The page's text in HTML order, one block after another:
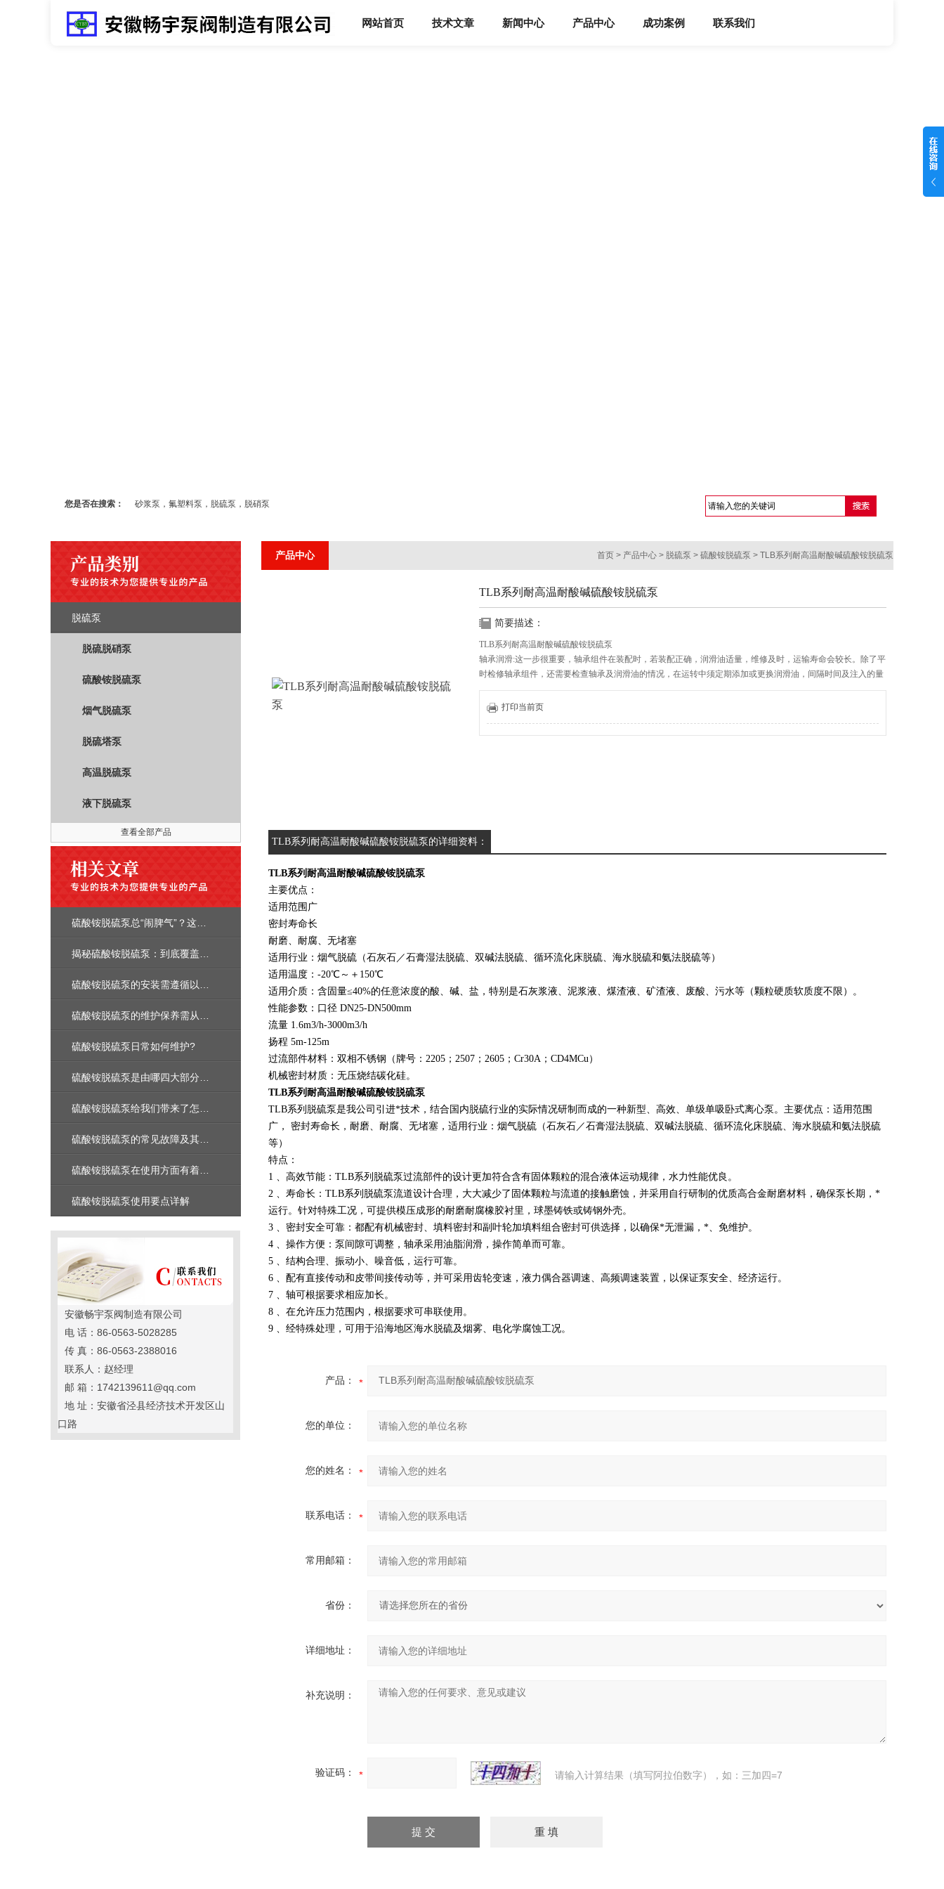
网站首页 技术文章 新闻中心 产品中心 成功案例 联系我们
您是否在搜索： 砂浆泵，氟塑料泵，脱硫泵，脱硝泵
脱硫泵
脱硫脱硝泵
硫酸铵脱硫泵
烟气脱硫泵
脱硫塔泵
高温脱硫泵
液下脱硫泵
查看全部产品
硫酸铵脱硫泵总“闹脾气”？这些高频故障，一招就能精准解决
揭秘硫酸铵脱硫泵：到底覆盖了哪些核心应用领域？
硫酸铵脱硫泵的安装需遵循以下步骤
硫酸铵脱硫泵的维护保养需从以下环节入手
硫酸铵脱硫泵日常如何维护?
硫酸铵脱硫泵是由哪四大部分组成的呢？
硫酸铵脱硫泵给我们带来了怎样的特点呢？
硫酸铵脱硫泵的常见故障及其排除方法
硫酸铵脱硫泵在使用方面有着多种建议
硫酸铵脱硫泵使用要点详解
安徽畅宇泵阀制造有限公司
电 话：86-0563-5028285
传 真：86-0563-2388016
联系人：赵经理
邮 箱：1742139611@qq.com
地 址：安徽省泾县经济技术开发区山
口路
产品中心 首页 > 产品中心 > 脱硫泵 > 硫酸铵脱硫泵 > TLB系列耐高温耐酸碱硫酸铵脱硫泵
TLB系列耐高温耐酸碱硫酸铵脱硫泵
简要描述：
TLB系列耐高温耐酸碱硫酸铵脱硫泵
轴承润滑:这一步很重要，轴承组件在装配时，若装配正确，润滑油适量，维修及时，运输寿命会较长。除了平
时检修轴承组件，还需要检查轴承及润滑油的情况，在运转中须定期添加或更换润滑油，间隔时间及注入的量
与泵的转速、轴承规格、连续工作时间、泵的停开次数，周围环境和运转温度等许多因素有关，及时地加润滑
油。 打印当前页
TLB系列耐高温耐酸碱硫酸铵脱硫泵的详细资料：
TLB系列耐高温耐酸碱硫酸铵脱硫泵
主要优点：
适用范围广
密封寿命长
耐磨、耐腐、无堵塞
适用行业：烟气脱硫（石灰石／石膏湿法脱硫、双碱法脱硫、循环流化床脱硫、海水脱硫和氨法脱硫等）
适用温度：-20℃～＋150℃
适用介质：含固量≤40%的任意浓度的酸、碱、盐，特别是石灰浆液、泥浆液、煤渣液、矿渣液、废酸、污水等（颗粒硬质软质度不限）。
性能参数：口径 DN25-DN500mm
流量 1.6m3/h-3000m3/h
扬程 5m-125m
过流部件材料：双相不锈钢（牌号：2205；2507；2605；Cr30A；CD4MCu）
机械密封材质：无压烧结碳化硅。
TLB系列耐高温耐酸碱硫酸铵脱硫泵
TLB系列脱硫泵是我公司引进*技术，结合国内脱硫行业的实际情况研制而成的一种新型、高效、单级单吸卧式离心泵。主要优点：适用范围
广， 密封寿命长，耐磨、耐腐、无堵塞，适用行业：烟气脱硫（石灰石／石膏湿法脱硫、双碱法脱硫、循环流化床脱硫、海水脱硫和氨法脱硫
等）
特点：
1 、高效节能：TLB系列脱硫泵过流部件的设计更加符合含有固体颗粒的混合液体运动规律，水力性能优良。
2 、寿命长：TLB系列脱硫泵流道设计合理，大大减少了固体颗粒与流道的接触磨蚀，并采用自行研制的优质高合金耐磨材料，确保泵长期，*
运行。针对特殊工况，可提供模压成形的耐磨耐腐橡胶衬里，球墨铸铁或铸钢外壳。
3 、密封安全可靠：都配有机械密封、填料密封和副叶轮加填料组合密封可供选择，以确保*无泄漏，*、免维护。
4 、操作方便：泵间隙可调整，轴承采用油脂润滑，操作简单而可靠。
5 、结构合理、振动小、噪音低，运行可靠。
6 、配有直接传动和皮带间接传动等，并可采用齿轮变速，液力偶合器调速、高频调速装置，以保证泵安全、经济运行。
7 、轴可根据要求相应加长。
8 、在允许压力范围内，根据要求可串联使用。
9 、经特殊处理，可用于沿海地区海水脱硫及烟雾、电化学腐蚀工况。
产品：
您的单位：
您的姓名：
联系电话：
常用邮箱：
省份：
详细地址：
补充说明：
验证码： 请输入计算结果（填写阿拉伯数字），如：三加四=7